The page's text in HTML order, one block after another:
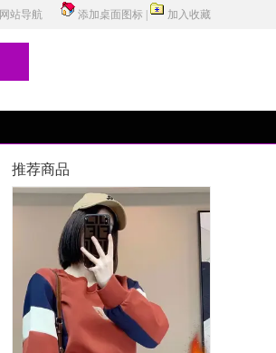
网站导航 添加桌面图标 加入收藏
推荐商品